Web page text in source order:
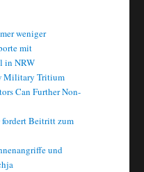
weniger
mit
in NRW
Military Tritium
Can Further Non-
fordert Beitritt zum
und